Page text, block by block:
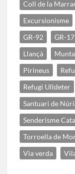
Coll de la
Excursionisme
GR-92
GR-
Llançà
Pirineus
Refugi Ulldeter
Santuari de
Senderisme
Torroella de
Via verda